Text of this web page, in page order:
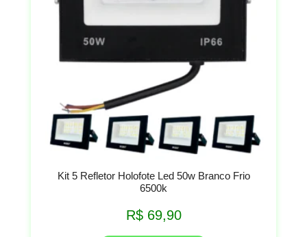
Kit 5 Refletor Holofote Led 50w Branco Frio
6500k
R$69,90